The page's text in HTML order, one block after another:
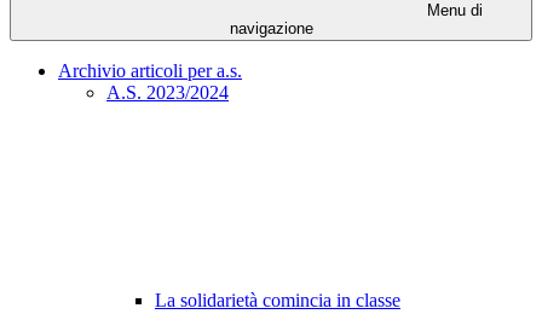
Menu di
navigazione
Archivio articoli per a.s.
A.S. 2023/2024
La solidarietà comincia in classe